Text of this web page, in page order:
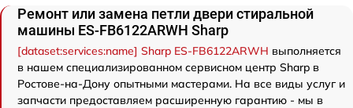
Ремонт или замена петли двери стиральной
машины ES-FB6122ARWH Sharp
[dataset:services:name] Sharp ES-FB6122ARWH выполняется
в нашем специализированном сервисном центр Sharp в
Ростове-на-Дону опытными мастерами. На все виды услуг и
запчасти предоставляем расширенную гарантию - мы в